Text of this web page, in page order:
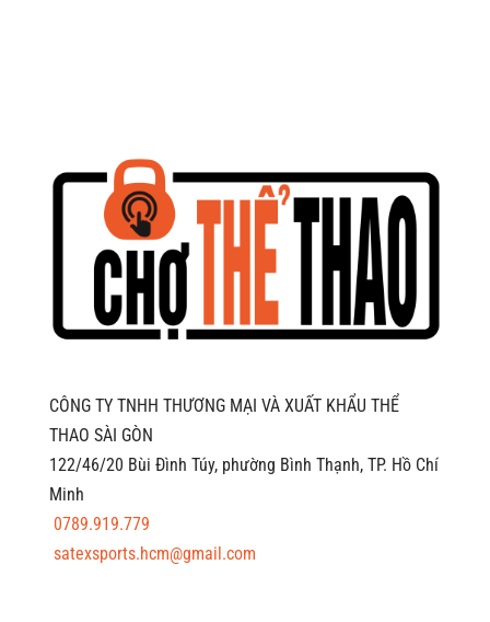
CÔNG TY TNHH THƯƠNG MẠI VÀ XUẤT KHẨU THỂ
THAO SÀI GÒN
122/46/20 Bùi Đình Túy, phường Bình Thạnh, TP. Hồ Chí
Minh
0789.919.779
satexsports.hcm@gmail.com